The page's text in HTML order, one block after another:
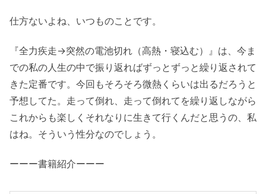
仕方ないよね、いつものことです。
『全力疾走→突然の電池切れ（高熱・寝込む）』は、今ま
での私の人生の中で振り返ればずっとずっと繰り返されて
きた定番です。今回もそろそろ微熱くらいは出るだろうと
予想してた。走って倒れ、走って倒れてを繰り返しながら
これからも楽しくそれなりに生きて行くんだと思うの、私
はね。そういう性分なのでしょう。
ーーー書籍紹介ーーー